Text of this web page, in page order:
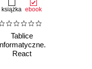
książka ebook
Tablice
React